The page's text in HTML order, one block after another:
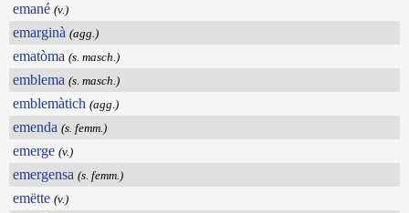
emané (v.)
emarginà (agg.)
ematòma (s. masch.)
emblema (s. masch.)
emblemàtich (agg.)
emenda (s. femm.)
emerge (v.)
emergensa (s. femm.)
emëtte (v.)